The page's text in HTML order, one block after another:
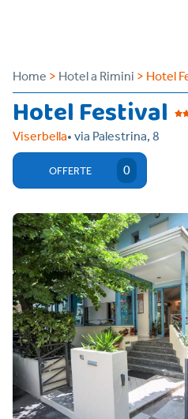
Home > Hotel a Rimini > Hotel
Hotel Festival
Viserbella• via Palestrina, 8
OFFERTE 0